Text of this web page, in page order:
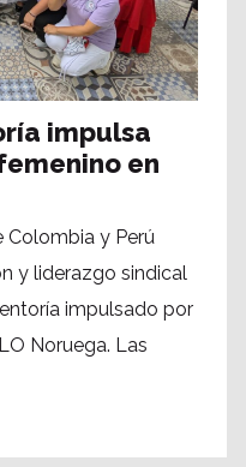
impulsa
en
Colombia y Perú
y liderazgo sindical
impulsado por
Noruega. Las